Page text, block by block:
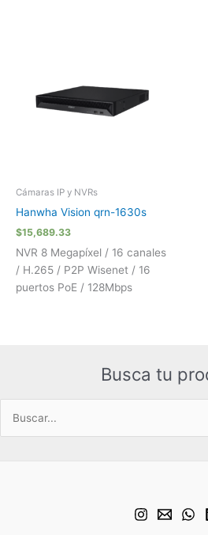
Cámaras IP y NVRs
Hanwha Vision qrn-1630s
$15,689.33
NVR 8 Megapíxel / 16 canales
/ H.265 / P2P Wisenet / 16
puertos PoE / 128Mbps
Busca tu
Buscar
por: